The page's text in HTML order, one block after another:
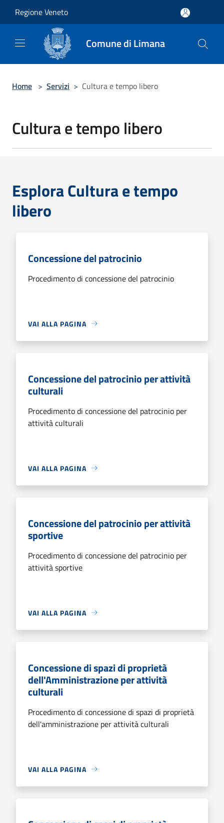
Regione Veneto
Comune di Limana
Home > Servizi > Cultura e tempo libero
Cultura e tempo libero
Esplora Cultura e tempo
libero
Concessione del patrocinio
Procedimento di concessione del patrocinio
VAI ALLA PAGINA
Concessione del patrocinio per attività
culturali
Procedimento di concessione del patrocinio per
attività culturali
VAI ALLA PAGINA
Concessione del patrocinio per attività
sportive
Procedimento di concessione del patrocinio per
attività sportive
VAI ALLA PAGINA
Concessione di spazi di proprietà
dell'Amministrazione per attività
culturali
Procedimento di concessione di spazi di proprietà
dell'amministrazione per attività culturali
VAI ALLA PAGINA